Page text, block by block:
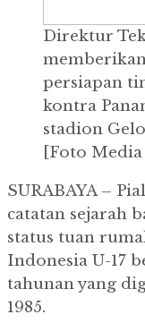
Direktur
persiapan
kontra
stadion
[Foto Media
SURABAYA –
catatan sejarah
status tuan
Indonesia U-17
tahunan yang
1985.